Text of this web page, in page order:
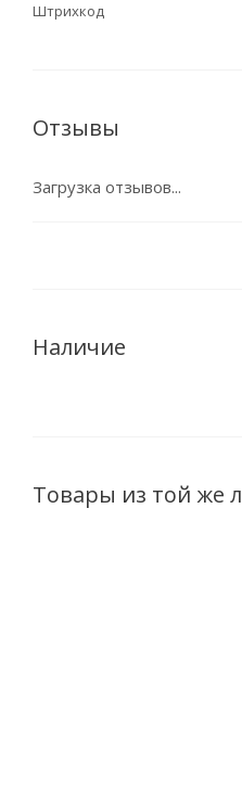
Штрихкод
Отзывы
Загрузка отзывов...
Наличие
Товары из той же